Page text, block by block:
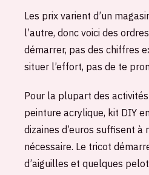
Les prix varient d’un
l’autre, donc voici des
démarrer, pas des chiffres
situer l’effort, pas de te
Pour la plupart des
peinture acrylique, kit DIY
dizaines d’euros suffisent à
nécessaire. Le tricot
d’aiguilles et quelques